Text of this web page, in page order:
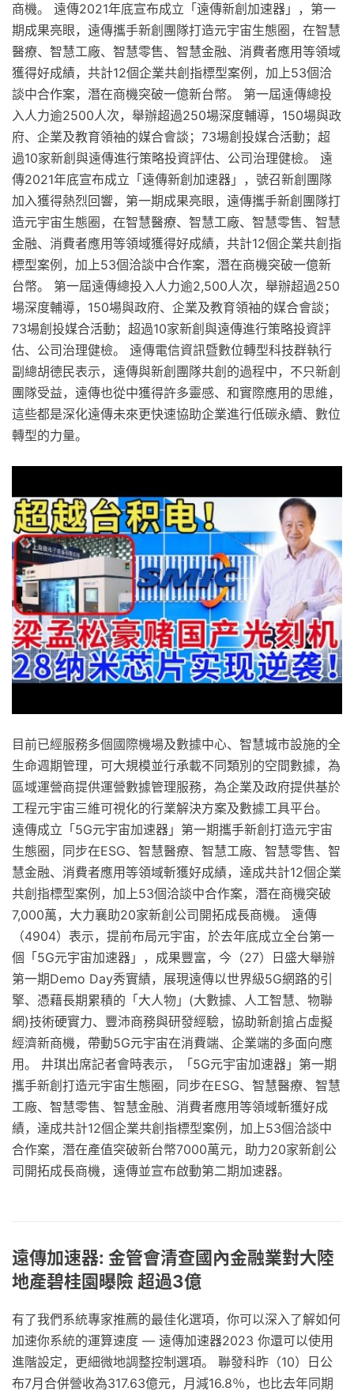
商機。 遠傳2021年底宣布成立「遠傳新創加速器」，第一
期成果亮眼，遠傳攜手新創團隊打造元宇宙生態圈，在智慧
醫療、智慧工廠、智慧零售、智慧金融、消費者應用等領域
獲得好成績，共計12個企業共創指標型案例，加上53個洽
談中合作案，潛在商機突破一億新台幣。 第一屆遠傳總投
入人力逾2500人次，舉辦超過250場深度輔導，150場與政
府、企業及教育領袖的媒合會談；73場創投媒合活動；超
過10家新創與遠傳進行策略投資評估、公司治理健檢。 遠
傳2021年底宣布成立「遠傳新創加速器」，號召新創團隊
加入獲得熱烈回響，第一期成果亮眼，遠傳攜手新創團隊打
造元宇宙生態圈，在智慧醫療、智慧工廠、智慧零售、智慧
金融、消費者應用等領域獲得好成績，共計12個企業共創指
標型案例，加上53個洽談中合作案，潛在商機突破一億新
台幣。 第一屆遠傳總投入人力逾2,500人次，舉辦超過250
場深度輔導，150場與政府、企業及教育領袖的媒合會談；
73場創投媒合活動；超過10家新創與遠傳進行策略投資評
估、公司治理健檢。 遠傳電信資訊暨數位轉型科技群執行
副總胡德民表示，遠傳與新創團隊共創的過程中，不只新創
團隊受益，遠傳也從中獲得許多靈感、和實際應用的思維，
這些都是深化遠傳未來更快速協助企業進行低碳永續、數位
轉型的力量。
目前已經服務多個國際機場及數據中心、智慧城市設施的全
生命週期管理，可大規模並行承載不同類別的空間數據，為
區域運營商提供運營數據管理服務，為企業及政府提供基於
工程元宇宙三維可視化的行業解決方案及數據工具平台。
遠傳成立「5G元宇宙加速器」第一期攜手新創打造元宇宙
生態圈，同步在ESG、智慧醫療、智慧工廠、智慧零售、智
慧金融、消費者應用等領域斬獲好成績，達成共計12個企業
共創指標型案例，加上53個洽談中合作案，潛在商機突破
7,000萬，大力襄助20家新創公司開拓成長商機。 遠傳
（4904）表示，提前布局元宇宙，於去年底成立全台第一
個「5G元宇宙加速器」，成果豐富，今（27）日盛大舉辦
第一期Demo Day秀實績，展現遠傳以世界級5G網路的引
擎、憑藉長期累積的「大人物」(大數據、人工智慧、物聯
網)技術硬實力、豐沛商務與研發經驗，協助新創搶占虛擬
經濟新商機，帶動5G元宇宙在消費端、企業端的多面向應
用。 井琪出席記者會時表示，「5G元宇宙加速器」第一期
攜手新創打造元宇宙生態圈，同步在ESG、智慧醫療、智慧
工廠、智慧零售、智慧金融、消費者應用等領域斬獲好成
績，達成共計12個企業共創指標型案例，加上53個洽談中
合作案，潛在產值突破新台幣7000萬元，助力20家新創公
司開拓成長商機，遠傳並宣布啟動第二期加速器。
遠傳加速器: 金管會清查國內金融業對大陸
地產碧桂園曝險 超過3億
有了我們系統專家推薦的最佳化選項，你可以深入了解如何
加速你系統的運算速度 — 遠傳加速器2023 你還可以使用
進階設定，更細微地調整控制選項。 聯發科昨（10）日公
布7月合併營收為317.63億元，月減16.8％，也比去年同期